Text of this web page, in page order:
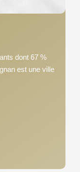
dont 67 %
est une ville